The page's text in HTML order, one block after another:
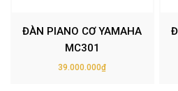
ĐÀN PIANO CƠ YAMAHA
MC301
39.000.000₫